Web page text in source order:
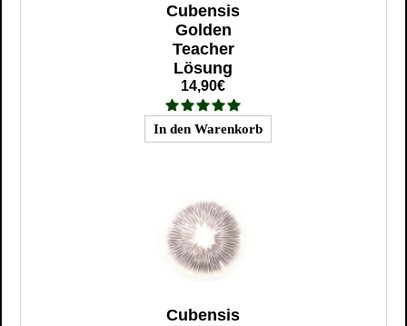
Cubensis
Golden
Teacher
Lösung
14,90€
Cubensis